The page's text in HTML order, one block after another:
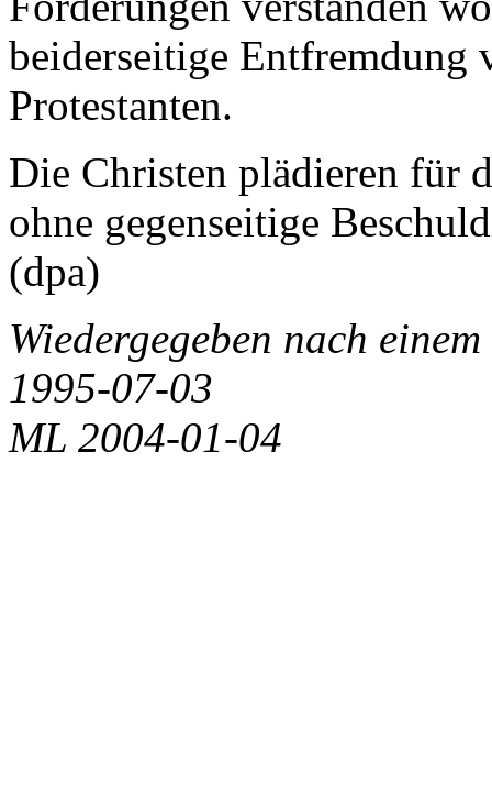
beiderseitige Entfremdung
Protestanten.
Die Christen plädieren für
ohne gegenseitige
(dpa)
Wiedergegeben nach
1995-07-03
ML 2004-01-04